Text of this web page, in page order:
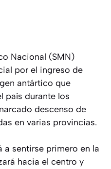
Nacional (SMN)
por el ingreso de
antártico que
país durante los
descenso de
en varias provincias.
a sentirse primero en la
hacia el centro y